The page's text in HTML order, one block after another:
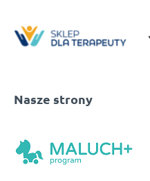
Nasze strony